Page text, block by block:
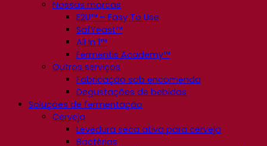
Nossas marcas
E2U™ – Easy To Use
SafYeast™
All In 1™
Fermentis Academy™
Outros serviços
Fabricação sob encomenda
Degustações de bebidas
Soluções de fermentação
Cerveja
Levedura seca ativa para cerveja
Bactérias